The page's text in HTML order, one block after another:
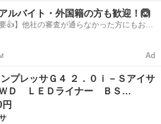
ラレコ スマ
ー ＬＥＤヘ
ミ （車検整
ックカメラ シート
ヒーター パーキン
グセンサー スマー
純正アルミ （な
し）
ルバイト・外国籍の方も歓迎！🙆
👍】他社の審査が通らなかった方にもおす
Ad
プレッサＧ４ ２．０ｉ－Ｓアイサ
Ｄ ＬＥＤライナー ＢＳ…